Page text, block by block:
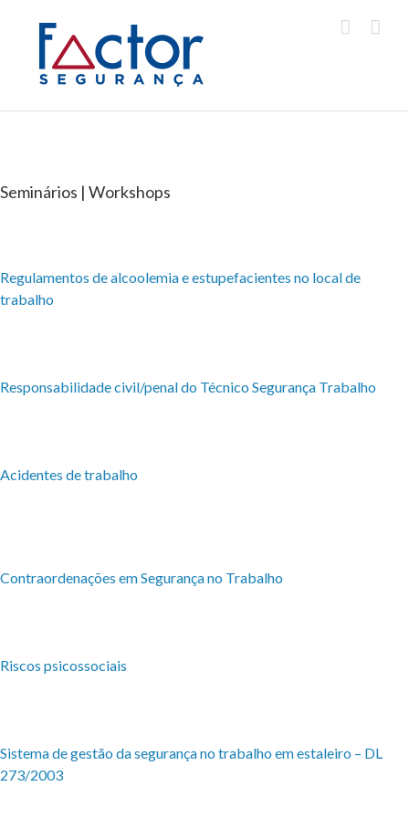
Seminários | Workshops
Regulamentos de alcoolemia e estupefacientes no local de
trabalho
Responsabilidade civil/penal do Técnico Segurança Trabalho
Acidentes de trabalho
Contraordenações em Segurança no Trabalho
Riscos psicossociais
Sistema de gestão da segurança no trabalho em estaleiro – DL
273/2003